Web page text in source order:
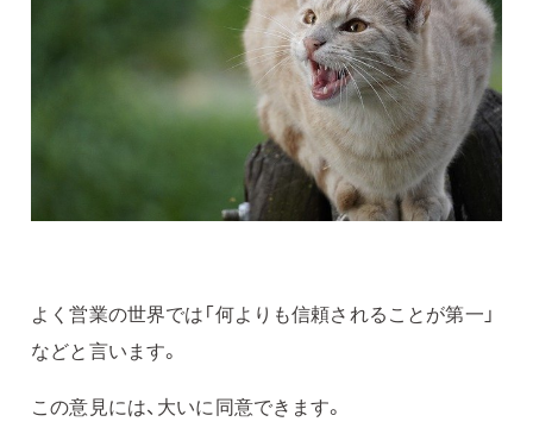
よく営業の世界では「何よりも信頼されることが第一」
などと言います。
この意見には、大いに同意できます。